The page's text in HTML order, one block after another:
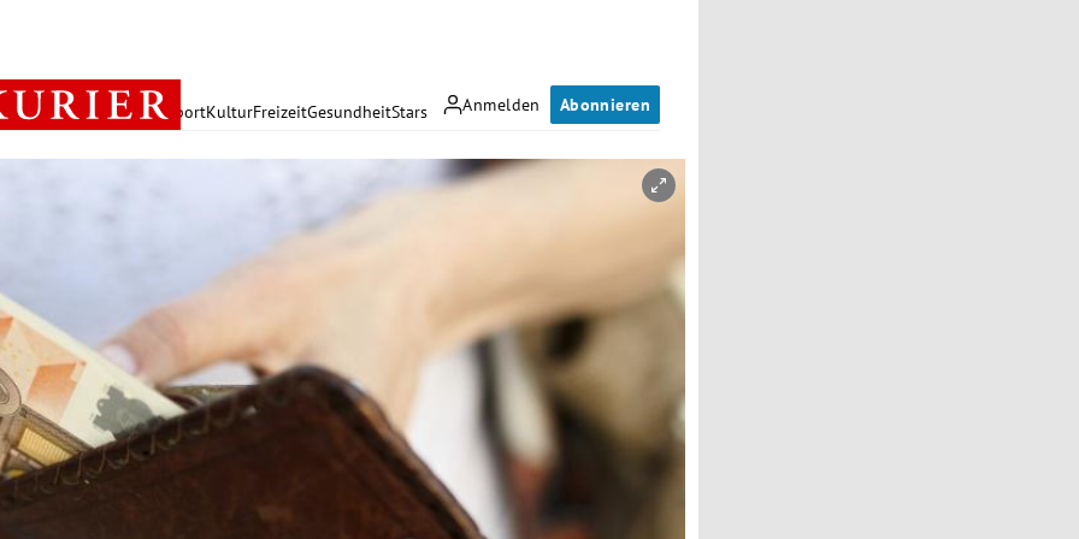
Anmelden Abonnieren
PolitikWirtschaft SportKulturFreizeitGesundheitStars